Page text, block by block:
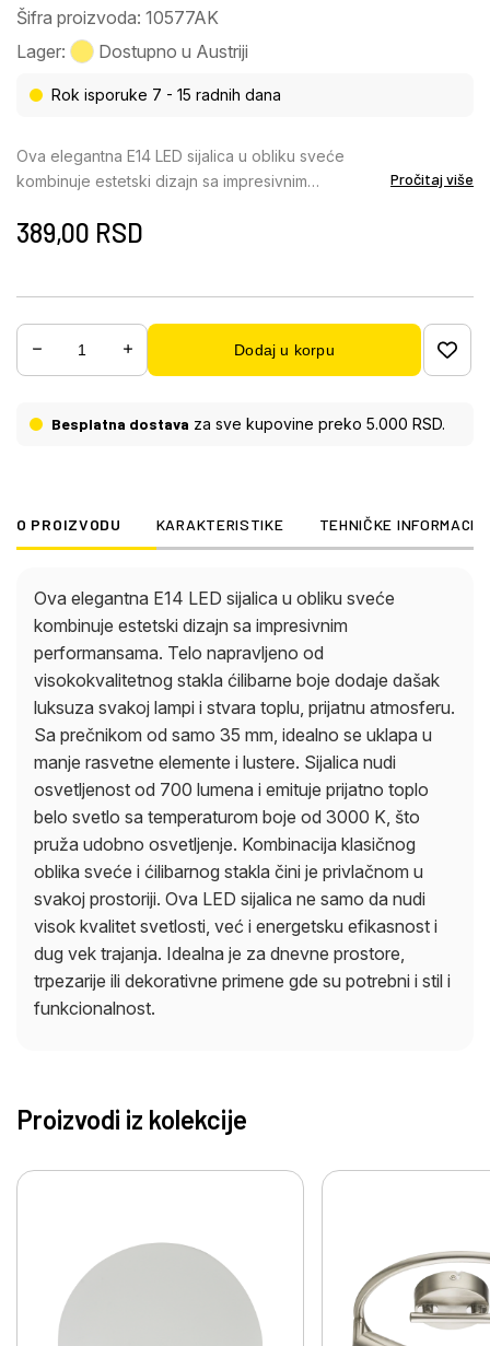
Šifra proizvoda: 10577AK
Lager:
Dostupno u Austriji
Rok isporuke 7 - 15 radnih dana
Ova elegantna E14 LED sijalica u obliku sveće
kombinuje estetski dizajn sa impresivnim
visokokvalitetnog stakla ćilibarne boje dodaje
Sijalica nudi osvetljenost od 700 lumena i emituje
prijatno toplo belo svetlo sa temperaturom boje od
3000 K, što pruža udobno osvetljenje. Kombinacija
privlačnom u svakoj prostoriji. Ova LED sijalica ne
primene gde su potrebni i stil i funkcionalnost.
Pročitaj više
389,00 RSD
Dodaj u korpu
Besplatna dostava za sve kupovine preko 5.000 RSD.
O PROIZVODU KARAKTERISTIKE TEHNIČKE
Ova elegantna E14 LED sijalica u obliku sveće
kombinuje estetski dizajn sa impresivnim
performansama. Telo napravljeno od
visokokvalitetnog stakla ćilibarne boje dodaje dašak
luksuza svakoj lampi i stvara toplu, prijatnu atmosferu.
Sa prečnikom od samo 35 mm, idealno se uklapa u
manje rasvetne elemente i lustere. Sijalica nudi
osvetljenost od 700 lumena i emituje prijatno toplo
belo svetlo sa temperaturom boje od 3000 K, što
pruža udobno osvetljenje. Kombinacija klasičnog
oblika sveće i ćilibarnog stakla čini je privlačnom u
svakoj prostoriji. Ova LED sijalica ne samo da nudi
visok kvalitet svetlosti, već i energetsku efikasnost i
dug vek trajanja. Idealna je za dnevne prostore,
trpezarije ili dekorativne primene gde su potrebni i stil i
funkcionalnost.
Proizvodi iz kolekcije